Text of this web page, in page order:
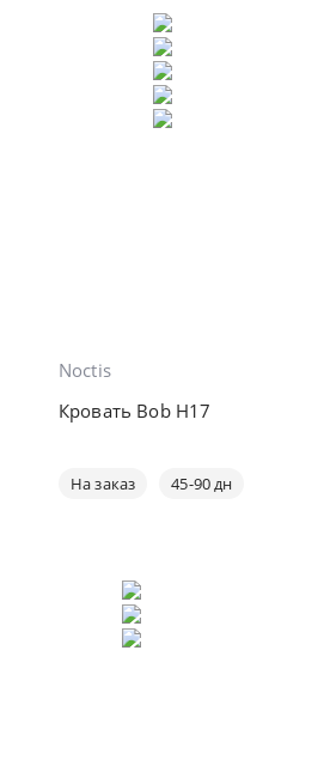
Noctis
Кровать Bob H17
На заказ 45-90 дн